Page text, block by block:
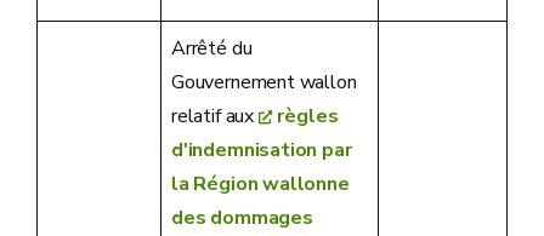
Arrêté du
Gouvernement wallon
relatif aux
règles
d'indemnisation par
la Région wallonne
des dommages